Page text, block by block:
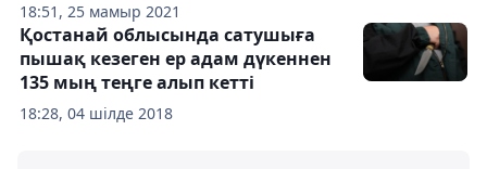
18:51, 25 мамыр 2021
18:28, 04 шілде 2018
Қостанай облысында сатушыға
пышақ кезеген ер адам дүкеннен
135 мың теңге алып кетті